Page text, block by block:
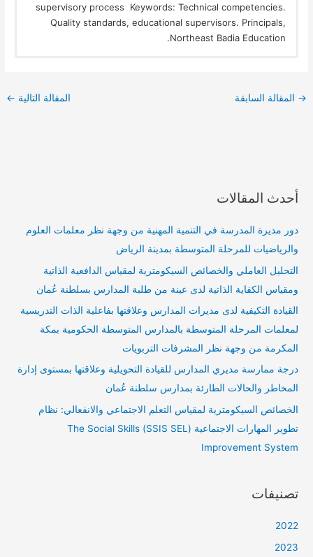
supervisory process Keywords: Technical competencies.
Quality standards, educational supervisors. Principals,
Northeast Badia Education.
→ المقالة السابقة المقالة التالية ←
أحدث المقالات
دور مديرة المدرسة في التنمية المهنية من وجهة نظر معلمات العلوم
والرياضيات للمرحلة المتوسطة بمدينة الرياض
التحليل العاملي والخصائص السيكومترية لمقياس الدافعية الذاتية
ومقياس الكفاية الذاتية لدى عينة من طلبة المدارس بسلطنة عُمان
القيادة التكيفية لدى مديرات المدارس وعلاقتها بفاعلية الذات التدريسية
لمعلمات المرحلة المتوسطة بالمدارس المتوسطة الحكومية بمكة
المكرمة من وجهة نظر المشرفات التربويات
درجة ممارسة مديري المدارس للقيادة التحويلية وعلاقتها بمستوى إدارة
المخاطر والحالات الطارئة بمدارس سلطنة عُمان
الخصائص السيكومترية لمقياس التعلم الاجتماعي والانفعالي: نظام
تطوير المهارات الاجتماعية (SSIS SEL) The Social Skills
Improvement System
تصنيفات
2022
2023